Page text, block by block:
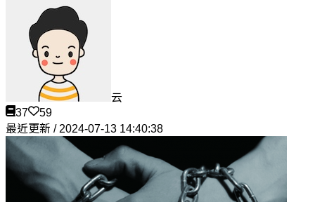
云
37
59
最近更新 / 2024-07-13 14:40:38